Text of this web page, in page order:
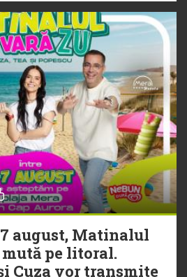
august, Matinalul
mută pe litoral.
Cuza vor transmite